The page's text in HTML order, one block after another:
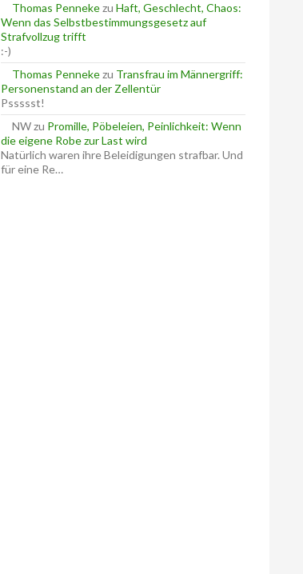
Thomas Pennekezu Haft, Geschlecht, Chaos:
Wenn das Selbstbestimmungsgesetz auf
Strafvollzug trifft
:-)
Thomas Pennekezu Transfrau im Männergriff:
Personenstand an der Zellentür
Pssssst!
NWzu Promille, Pöbeleien, Peinlichkeit: Wenn
die eigene Robe zur Last wird
Natürlich waren ihre Beleidigungen strafbar. Und
für eine Re…